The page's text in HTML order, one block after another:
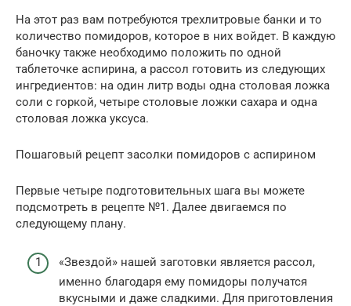
На этот раз вам потребуются трехлитровые банки и то
количество помидоров, которое в них войдет. В каждую
баночку также необходимо положить по одной
таблеточке аспирина, а рассол готовить из следующих
ингредиентов: на один литр воды одна столовая ложка
соли с горкой, четыре столовые ложки сахара и одна
столовая ложка уксуса.
Пошаговый рецепт засолки помидоров с аспирином
Первые четыре подготовительных шага вы можете
подсмотреть в рецепте №1. Далее двигаемся по
следующему плану.
«Звездой» нашей заготовки является рассол,
именно благодаря ему помидоры получатся
вкусными и даже сладкими. Для приготовления